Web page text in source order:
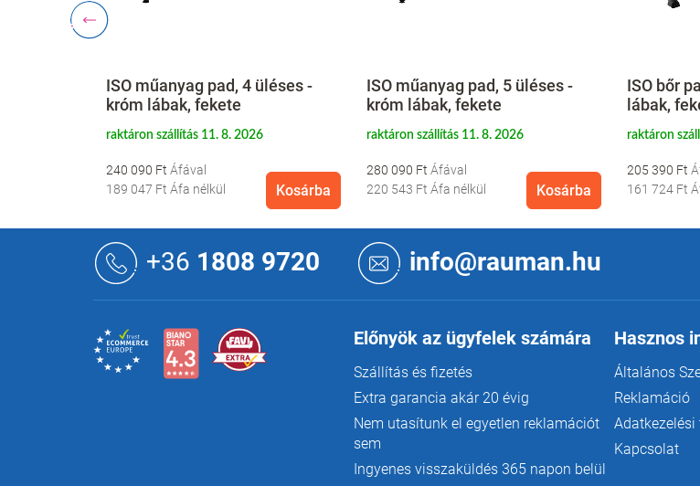
ISO műanyag pad, 4 üléses -
króm lábak, fekete
raktáron szállítás 11. 8. 2026
240 090 Ft
189 047 Ft Áfa nélkül Kosárba
ISO műanyag pad, 5 üléses -
króm lábak, fekete
raktáron szállítás 11. 8. 2026
280 090 Ft
220 543 Ft Áfa nélkül Kosárba
ISO bőr
lábak,
raktáron
205 390 Ft
161 724 Ft
+36 1808 9720 info@rauman.hu
Előnyök az ügyfelek számára
Szállítás és fizetés
Extra garancia akár 20 évig
Nem utasítunk el egyetlen reklamációt
sem
Ingyenes visszaküldés 365 napon belül
Hasznos
Általános
Reklamáció
Kapcsolat